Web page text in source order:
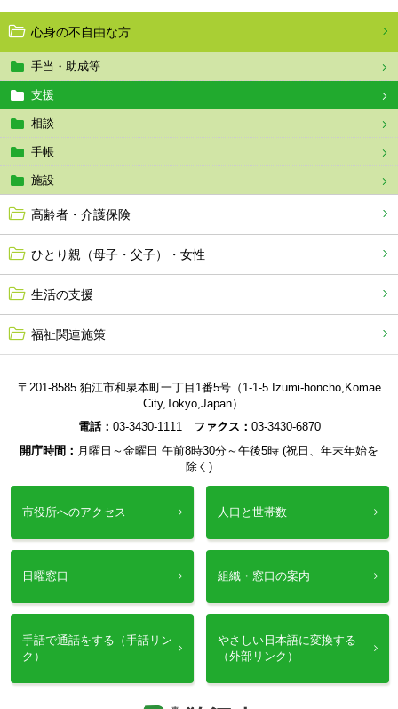
心身の不自由な方
手当・助成等
支援
相談
手帳
施設
高齢者・介護保険
ひとり親（母子・父子）・女性
生活の支援
福祉関連施策
〒201-8585 狛江市和泉本町一丁目1番5号（1-1-5 Izumi-honcho,Komae
City,Tokyo,Japan）
電話： 03-3430-1111 ファクス： 03-3430-6870
開庁時間： 月曜日～金曜日 午前8時30分～午後5時 (祝日、年末年始を
除く)
市役所へのアクセス 人口と世帯数
日曜窓口 組織・窓口の案内
手話で通話をする（手話リン
ク）
やさしい日本語に変換する
（外部リンク）